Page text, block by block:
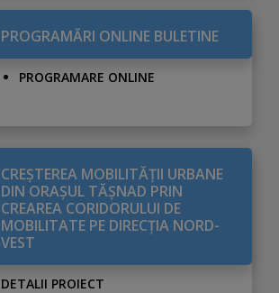
PROGRAMĂRI ONLINE BULETINE
PROGRAMARE ONLINE
CREŞTEREA MOBILITĂŢII URBANE
DIN ORAŞUL TĂŞNAD PRIN
CREAREA CORIDORULUI DE
MOBILITATE PE DIRECŢIA NORD-
VEST
DETALII PROIECT